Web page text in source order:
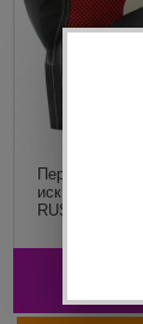
Перчатки
иск.кожа 8 oz
RUSCO SPORT